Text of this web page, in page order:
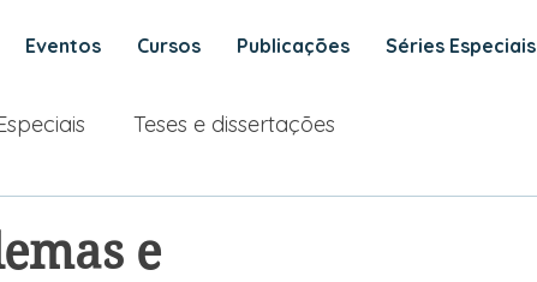
Eventos Cursos Publicações Séries Especiais
Teses e dissertações
e